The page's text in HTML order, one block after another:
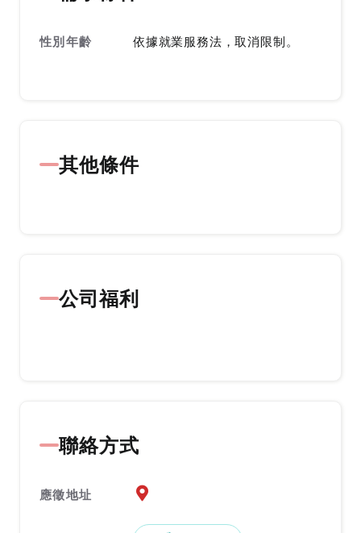
性別年齡 依據就業服務法，取消限制。
其他條件
公司福利
聯絡方式
應徵地址 應徵地址地圖『另開新視窗』